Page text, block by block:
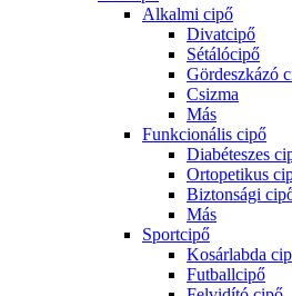
Alkalmi cipő
Divatcipő
Sétálócipő
Gördeszkázó
Csizma
Más
Funkcionális cipő
Diabéteszes
Ortopetikus
Biztonsági
Más
Sportcipő
Kosárlabda
Futballcipő